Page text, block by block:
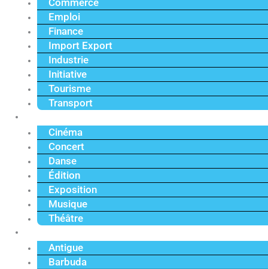
Commerce
Emploi
Finance
Import Export
Industrie
Initiative
Tourisme
Transport
Cinéma
Concert
Danse
Édition
Exposition
Musique
Théâtre
Antigue
Barbuda